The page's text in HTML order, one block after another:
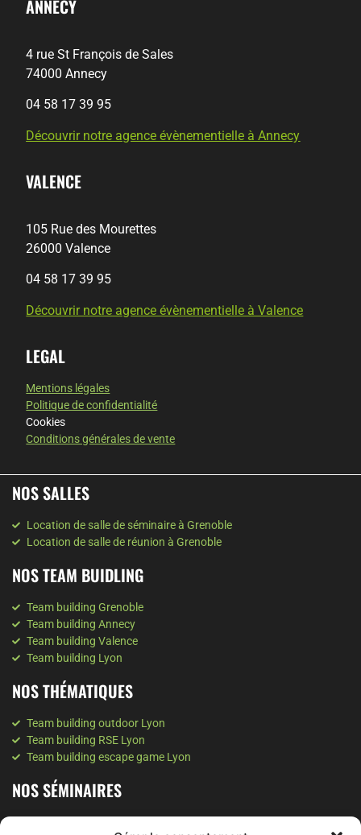
ANNECY
4 rue St François de Sales
74000 Annecy
04 58 17 39 95
Découvrir notre agence évènementielle à Annecy
VALENCE
105 Rue des Mourettes
26000 Valence
04 58 17 39 95
Découvrir notre agence évènementielle à Valence
LEGAL
Mentions légales
Politique de confidentialité
Cookies
Conditions générales de vente
NOS SALLES
Location de salle de séminaire à Grenoble
Location de salle de réunion à Grenoble
NOS TEAM BUIDLING
Team building Grenoble
Team building Annecy
Team building Valence
Team building Lyon
NOS THÉMATIQUES
Team building outdoor Lyon
Team building RSE Lyon
Team building escape game Lyon
NOS SÉMINAIRES